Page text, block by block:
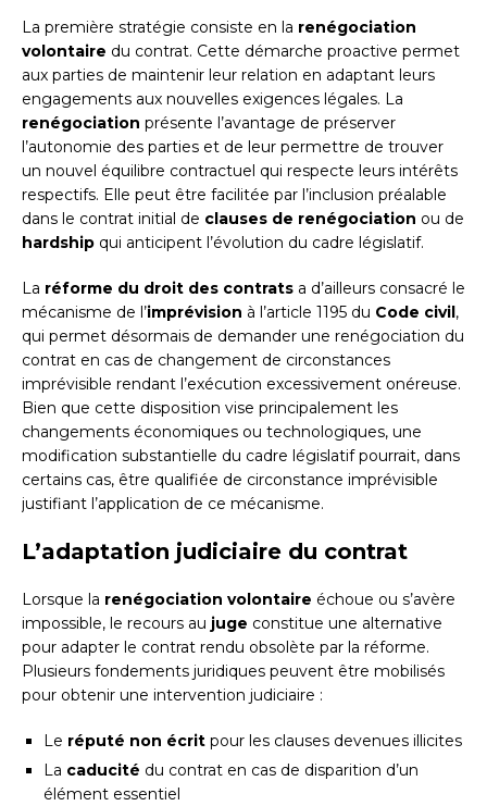
La première stratégie consiste en la renégociation
volontaire du contrat. Cette démarche proactive permet
aux parties de maintenir leur relation en adaptant leurs
engagements aux nouvelles exigences légales. La
renégociation présente l’avantage de préserver
l’autonomie des parties et de leur permettre de trouver
un nouvel équilibre contractuel qui respecte leurs intérêts
respectifs. Elle peut être facilitée par l’inclusion préalable
dans le contrat initial de clauses de renégociation ou de
hardship qui anticipent l’évolution du cadre législatif.
La réforme du droit des contrats a d’ailleurs consacré le
mécanisme de l’imprévision à l’article 1195 du Code civil,
qui permet désormais de demander une renégociation du
contrat en cas de changement de circonstances
imprévisible rendant l’exécution excessivement onéreuse.
Bien que cette disposition vise principalement les
changements économiques ou technologiques, une
modification substantielle du cadre législatif pourrait, dans
certains cas, être qualifiée de circonstance imprévisible
justifiant l’application de ce mécanisme.
L’adaptation judiciaire du contrat
Lorsque la renégociation volontaire échoue ou s’avère
impossible, le recours au juge constitue une alternative
pour adapter le contrat rendu obsolète par la réforme.
Plusieurs fondements juridiques peuvent être mobilisés
pour obtenir une intervention judiciaire :
Le réputé non écrit pour les clauses devenues illicites
La caducité du contrat en cas de disparition d’un
élément essentiel